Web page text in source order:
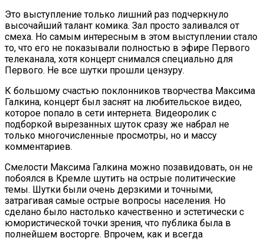
Это выступление только лишний раз подчеркнуло
высочайший талант комика. Зал просто заливался от
смеха. Но самым интересным в этом выступлении стало
то, что его не показывали полностью в эфире Первого
телеканала, хотя концерт снимался специально для
Первого. Не все шутки прошли цензуру.
К большому счастью поклонников творчества Максима
Галкина, концерт был заснят на любительское видео,
которое попало в сети интернета. Видеоролик с
подборкой вырезанных шуток сразу же набрал не
только многочисленные просмотры, но и массу
комментариев.
Смелости Максима Галкина можно позавидовать, он не
побоялся в Кремле шутить на острые политические
темы. Шутки были очень дерзкими и точными,
затрагивая самые острые вопросы населения. Но
сделано было настолько качественно и эстетически с
юмористической точки зрения, что публика была в
полнейшем восторге. Впрочем, как и всегда